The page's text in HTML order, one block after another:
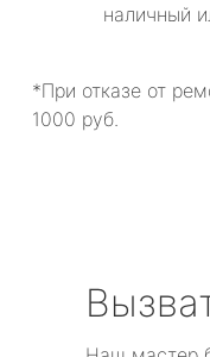
наличный
*При отказе от
1000 руб.